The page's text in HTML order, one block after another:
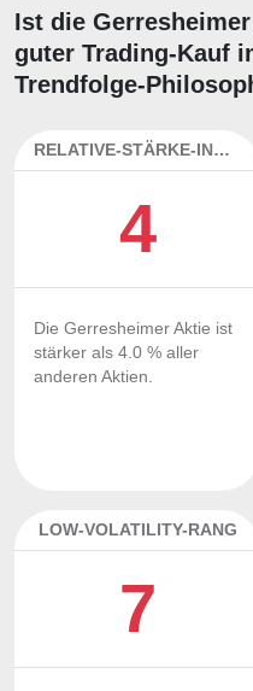
Ist die
guter Trading-Kauf
Trendfolge-
RELATIVE-STÄRKE-INDEX
4
Die Gerresheimer Aktie ist
stärker als 4.0 % aller
anderen Aktien.
LOW-VOLATILITY-RANG
7